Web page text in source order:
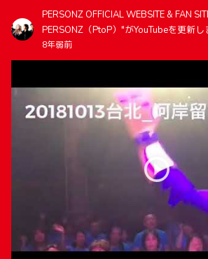
PERSONZ OFFICIAL WEBSITE & FAN
PERSONZ（PtoP）"がYouTubeを更新し
8年弱前